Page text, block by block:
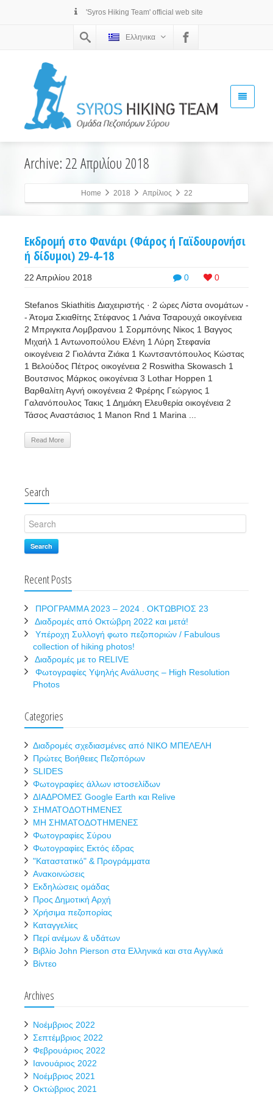
'Syros Hiking Team' official web site
Ελληνικα
Archive: 22 Απριλίου 2018
Home 2018 Απρίλιος 22
Εκδρομή στο Φανάρι (Φάρος ή Γαϊδουρονήσι
ή δίδυμοι) 29-4-18
0 0
22 Απριλίου 2018
Stefanos Skiathitis Διαχειριστής · 2 ώρες Λίστα ονομάτων -
- Άτομα Σκιαθίτης Στέφανος 1 Λιάνα Τσαρουχά οικογένεια
2 Μπριγκιτα Λομβρανου 1 Σορμπόνης Νίκος 1 Βαγγος
Μιχαήλ 1 Αντωνοπούλου Ελένη 1 Λύρη Στεφανία
οικογένεια 2 Γιολάντα Ζιάκα 1 Κωντσαντόπουλος Κώστας
1 Βελούδος Πέτρος οικογένεια 2 Roswitha Skowasch 1
Βουτσινος Μάρκος οικογένεια 3 Lothar Hoppen 1
Βαρθαλίτη Αγνή οικογένεια 2 Φρέρης Γεώργιος 1
Γαλανόπουλος Τακις 1 Δημάκη Ελευθερία οικογένεια 2
Τάσος Αναστάσιος 1 Manon Rnd 1 Marina ...
Read More
Search
Search
Recent Posts
ΠΡΟΓΡΑΜΜΑ 2023 – 2024 . ΟΚΤΩΒΡΙΟΣ 23
Διαδρομές από Οκτώβρη 2022 και μετά!
Υπέροχη Συλλογή φωτο πεζοποριών / Fabulous
collection of hiking photos!
Διαδρομές με το RELIVE
Φωτογραφίες Υψηλής Ανάλυσης – High Resolution
Photos
Categories
Διαδρομές σχεδιασμένες από ΝΙΚΟ ΜΠΕΛΕΛΗ
Πρώτες Βοήθειες Πεζοπόρων
SLIDES
Φωτογραφίες άλλων ιστοσελίδων
ΔΙΑΔΡΟΜΕΣ Google Earth και Relive
ΣΗΜΑΤΟΔΟΤΗΜΕΝΕΣ
ΜΗ ΣΗΜΑΤΟΔΟΤΗΜΕΝΕΣ
Φωτογραφίες Σύρου
Φωτογραφίες Εκτός έδρας
"Καταστατικό" & Προγράμματα
Ανακοινώσεις
Εκδηλώσεις ομάδας
Προς Δημοτική Αρχή
Χρήσιμα πεζοπορίας
Καταγγελίες
Περί ανέμων & υδάτων
Βιβλίο John Pierson στα Ελληνικά και στα Αγγλικά
Βίντεο
Archives
Νοέμβριος 2022
Σεπτέμβριος 2022
Φεβρουάριος 2022
Ιανουάριος 2022
Νοέμβριος 2021
Οκτώβριος 2021